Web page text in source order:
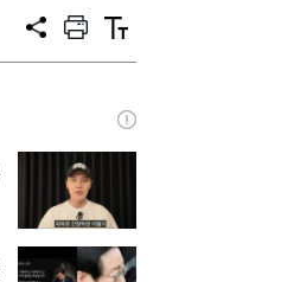
공
프
트
텍
트